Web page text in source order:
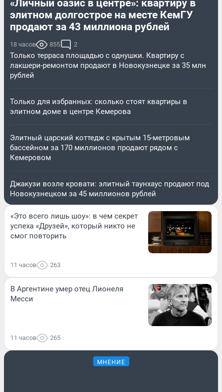
«Личный оазис в центре»: квартиру в
элитном долгострое на месте КемГУ
продают за 43 миллиона рублей
18 часов 855 2
Только терраса площадью с однушки. Квартиру с
лакшери-ремонтом продают в Новокузнецке за 35 млн
рублей
Только для избранных: сколько стоят квартиры в
элитном доме в центре Кемерова
Элитный царский коттедж c крытым 15-метровым
бассейном за 170 миллионов продают рядом с
Кемеровом
Джакузи возле кровати: элитный таунхаус продают под
Новокузнецком за 45 миллионов рублей
«Это всего лишь шоу»: в чем секрет
успеха «Друзей», который никто не
смог повторить
11 часов 263
В Аргентине умер отец Лионеля
Месси
11 часов 265
МНЕНИЕ